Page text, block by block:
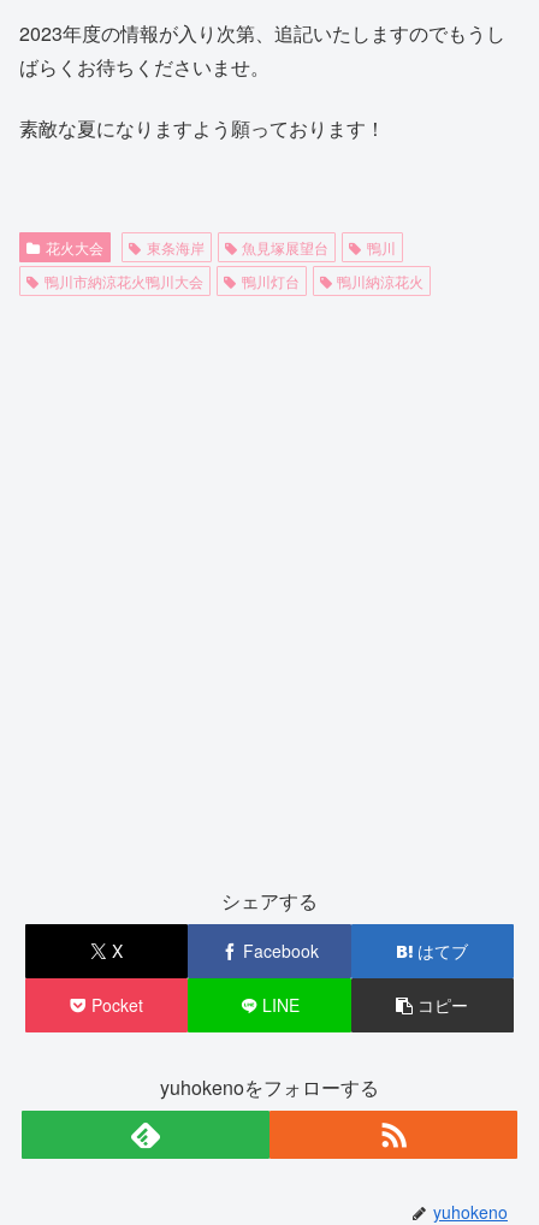
2023年度の情報が入り次第、追記いたしますのでもうし
ばらくお待ちくださいませ。
素敵な夏になりますよう願っております！
花火大会 東条海岸 魚見塚展望台
鴨川
鴨川市納涼花火鴨川大会
鴨川灯台 鴨川納涼花火
シェアする
X Facebook はてブ
Pocket LINE コピー
yuhokenoをフォローする
yuhokeno